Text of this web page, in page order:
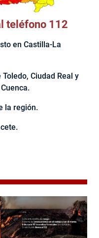
teléfono 112
en Castilla-La
Ciudad Real y
la región.